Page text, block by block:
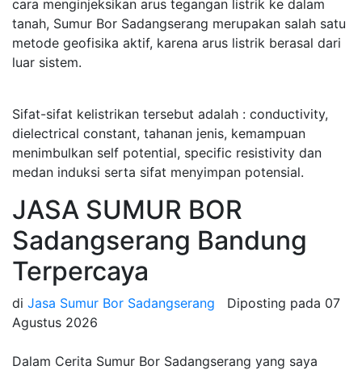
cara menginjeksikan arus tegangan listrik ke dalam
tanah, Sumur Bor Sadangserang merupakan salah satu
metode geofisika aktif, karena arus listrik berasal dari
luar sistem.
Sifat-sifat kelistrikan tersebut adalah : conductivity,
dielectrical constant, tahanan jenis, kemampuan
menimbulkan self potential, specific resistivity dan
medan induksi serta sifat menyimpan potensial.
JASA SUMUR BOR
Sadangserang Bandung
Terpercaya
di Jasa Sumur Bor Sadangserang Diposting pada 07
Agustus 2026
Dalam Cerita Sumur Bor Sadangserang yang saya